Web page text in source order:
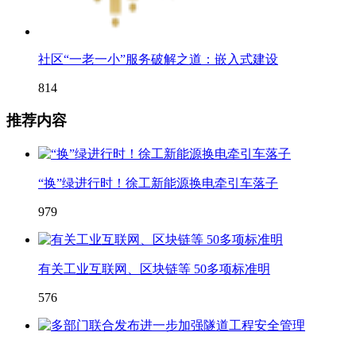
社区“一老一小”服务破解之道：嵌入式建设
814
推荐内容
“换”绿进行时！徐工新能源换电牵引车落子
979
有关工业互联网、区块链等 50多项标准明
576